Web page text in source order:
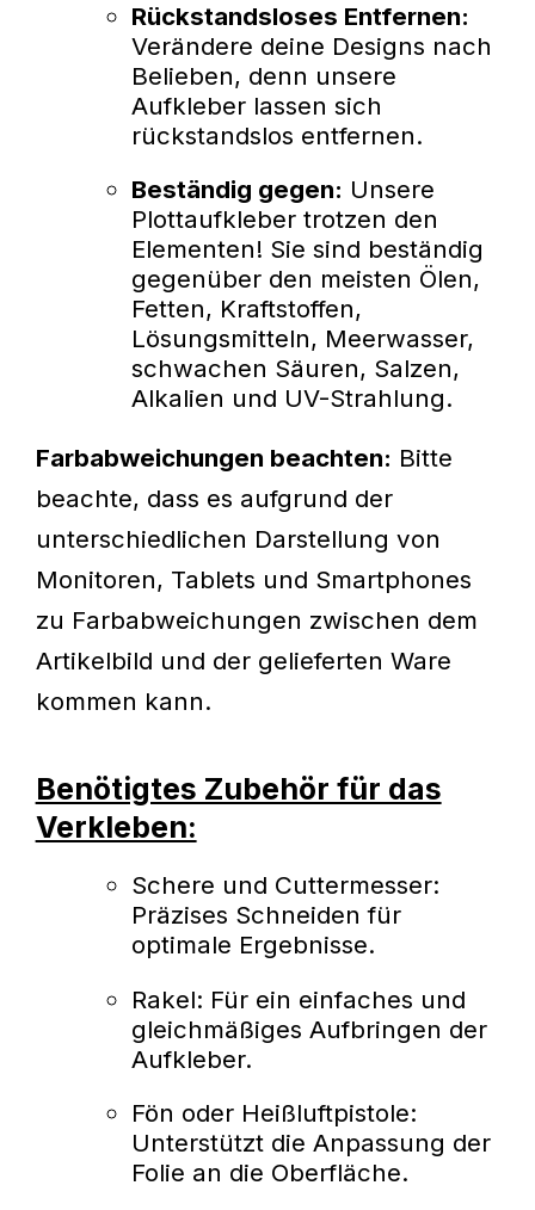
Rückstandsloses Entfernen:
Verändere deine Designs nach
Belieben, denn unsere
Aufkleber lassen sich
rückstandslos entfernen.
Beständig gegen: Unsere
Plottaufkleber trotzen den
Elementen! Sie sind beständig
gegenüber den meisten Ölen,
Fetten, Kraftstoffen,
Lösungsmitteln, Meerwasser,
schwachen Säuren, Salzen,
Alkalien und UV-Strahlung.
Farbabweichungen beachten: Bitte
beachte, dass es aufgrund der
unterschiedlichen Darstellung von
Monitoren, Tablets und Smartphones
zu Farbabweichungen zwischen dem
Artikelbild und der gelieferten Ware
kommen kann.
Benötigtes Zubehör für das
Verkleben:
Schere und Cuttermesser:
Präzises Schneiden für
optimale Ergebnisse.
Rakel: Für ein einfaches und
gleichmäßiges Aufbringen der
Aufkleber.
Fön oder Heißluftpistole:
Unterstützt die Anpassung der
Folie an die Oberfläche.